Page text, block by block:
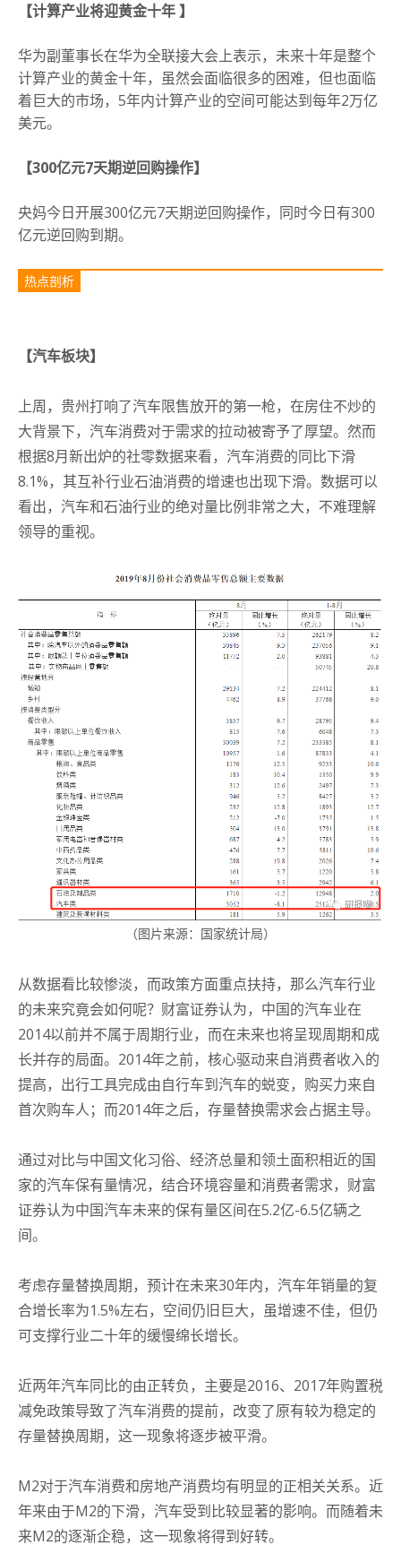
【计算产业将迎黄金十年 】
华为副董事长在华为全联接大会上表示，未来十年是整个
计算产业的黄金十年，虽然会面临很多的困难，但也面临
着巨大的市场，5年内计算产业的空间可能达到每年2万亿
美元。
【300亿元7天期逆回购操作】
央妈今日开展300亿元7天期逆回购操作，同时今日有300
亿元逆回购到期。
热点剖析
【汽车板块】
上周，贵州打响了汽车限售放开的第一枪，在房住不炒的
大背景下，汽车消费对于需求的拉动被寄予了厚望。 然而
根据8月新出炉的社零数据来看，汽车消费的同比下滑
8.1%，其互补行业石油消费的增速也出现下滑。 数据可以
看出，汽车和石油行业的绝对量比例非常之大，不难理解
领导的重视。
（图片来源：国家统计局）
从数据看比较惨淡，而政策方面重点扶持，那么汽车行业
的未来究竟会如何呢？ 财富证券认为，中国的汽车业在
2014以前并不属于周期行业，而在未来也将呈现周期和成
长并存的局面。 2014年之前，核心驱动来自消费者收入的
提高，出行工具完成由自行车到汽车的蜕变，购买力来自
首次购车人； 而2014年之后，存量替换需求会占据主导。
通过对比与中国文化习俗、经济总量和领土面积相近的国
家的汽车保有量情况，结合环境容量和消费者需求，财富
证券认为中国汽车未来的保有量区间在5.2亿-6.5亿辆之
间。
考虑存量替换周期，预计在未来30年内，汽车年销量的复
合增长率为1.5%左右，空间仍旧巨大，虽增速不佳，但仍
可支撑行业二十年的缓慢绵长增长。
近两年汽车同比的由正转负，主要是2016、2017年购置税
减免政策导致了汽车消费的提前，改变了原有较为稳定的
存量替换周期，这一现象将逐步被平滑。
M2对于汽车消费和房地产消费均有明显的正相关关系。 近
年来由于M2的下滑，汽车受到比较显著的影响。 而随着未
来M2的逐渐企稳，这一现象将得到好转。